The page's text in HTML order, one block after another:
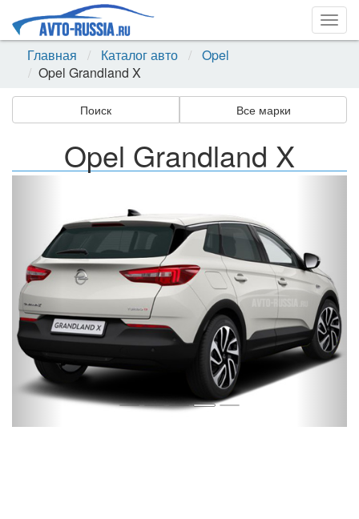
Главная
Каталог авто
Opel
Opel Grandland X
Поиск Все марки
Opel Grandland X